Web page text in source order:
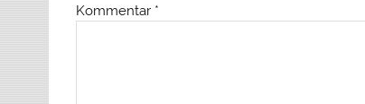
Kommentar *